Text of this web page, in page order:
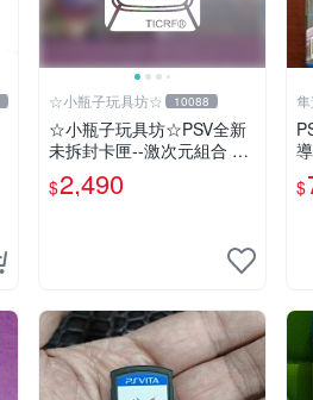
☆小瓶子玩具坊☆ 10088
☆小瓶子玩具坊☆PSV全新
未拆封卡匣--激次元組合 戰
機少女 VS 殭屍軍團 限定版
(日版)+特典--CD
$2,490
$